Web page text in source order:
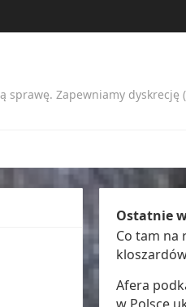
sprawę. Zapewniamy dyskrecję
Ostatnie
Co tam na
Afera